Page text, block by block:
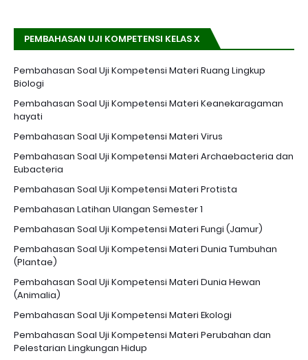
PEMBAHASAN UJI KOMPETENSI KELAS X
Pembahasan Soal Uji Kompetensi Materi Ruang Lingkup
Biologi
Pembahasan Soal Uji Kompetensi Materi Keanekaragaman
hayati
Pembahasan Soal Uji Kompetensi Materi Virus
Pembahasan Soal Uji Kompetensi Materi Archaebacteria dan
Eubacteria
Pembahasan Soal Uji Kompetensi Materi Protista
Pembahasan Latihan Ulangan Semester 1
Pembahasan Soal Uji Kompetensi Materi Fungi (Jamur)
Pembahasan Soal Uji Kompetensi Materi Dunia Tumbuhan
(Plantae)
Pembahasan Soal Uji Kompetensi Materi Dunia Hewan
(Animalia)
Pembahasan Soal Uji Kompetensi Materi Ekologi
Pembahasan Soal Uji Kompetensi Materi Perubahan dan
Pelestarian Lingkungan Hidup